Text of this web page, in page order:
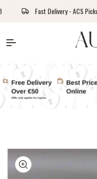
Skip to content
- ACS Pickup & Door Delivery
Auras Workshop
to